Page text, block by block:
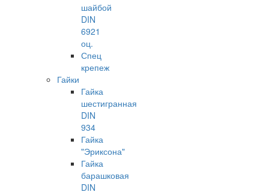
шайбой
DIN
6921
оц.
Спец
крепеж
Гайки
Гайка
шестигранная
DIN
934
Гайка
"Эриксона"
Гайка
барашковая
DIN